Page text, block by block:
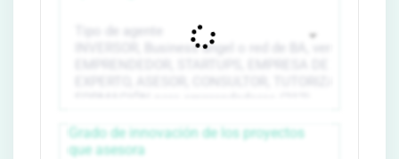
Grado de innovación de los proyectos
que asesora